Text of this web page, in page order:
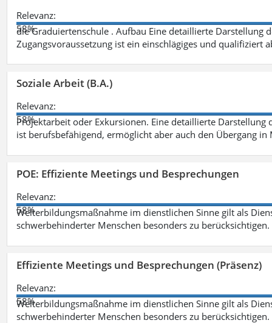
Relevanz:
58%
die Graduiertenschule . Aufbau Eine detaillierte Darstellung
Zugangsvoraussetzung ist ein einschlägiges und qualifiziert
Soziale Arbeit (B.A.)
Relevanz:
58%
Projektarbeit oder Exkursionen. Eine detaillierte
ist berufsbefähigend, ermöglicht aber auch den Übergang in
POE: Effiziente Meetings und Besprechungen
Relevanz:
58%
Weiterbildungsmaßnahme im dienstlichen Sinne gilt als
schwerbehinderter Menschen besonders zu berücksichtigen.
Effiziente Meetings und Besprechungen (Präsenz)
Relevanz:
58%
Weiterbildungsmaßnahme im dienstlichen Sinne gilt als
schwerbehinderter Menschen besonders zu berücksichtigen.